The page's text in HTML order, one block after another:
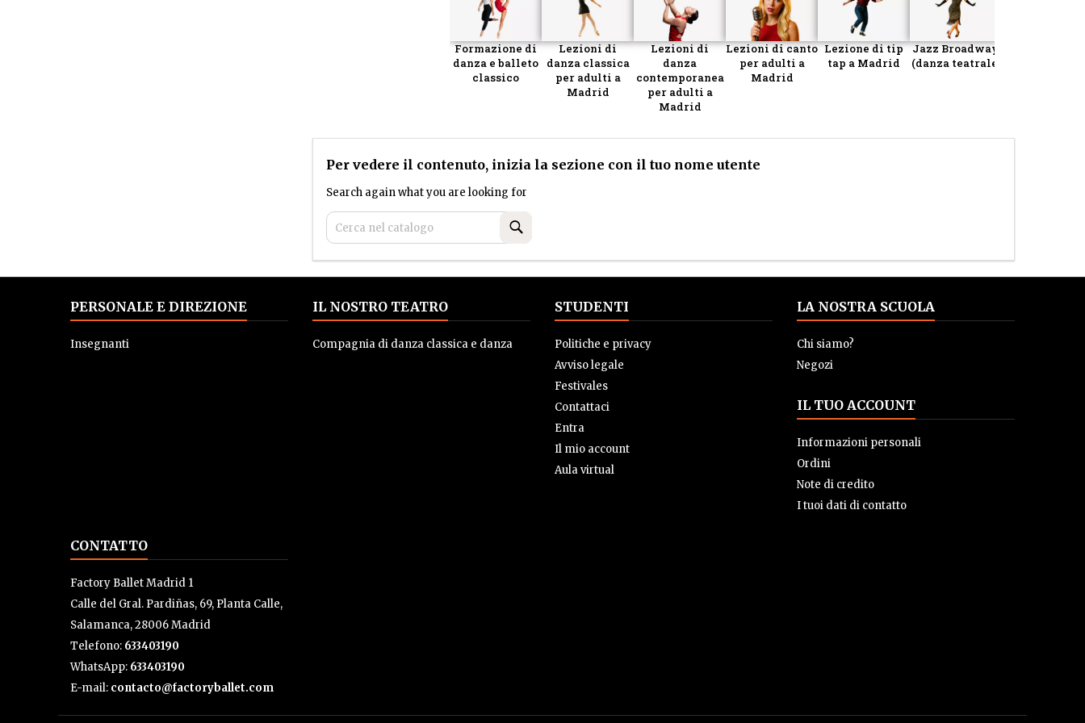
Formazione di
danza e balleto
classico
Lezioni di
danza classica
per adulti a
Madrid
Lezioni di
danza
contemporanea
per adulti a
Madrid
Lezioni di canto
per adulti a
Madrid
Lezione di tip
tap a Madrid
Jazz Broadway
(danza teatrale)
Per vedere il contenuto, inizia la sezione con il tuo nome utente
Search again what you are looking for
PERSONALE E DIREZIONE
Insegnanti
IL NOSTRO TEATRO
Compagnia di danza classica e danza
STUDENTI
Politiche e privacy
Avviso legale
Festivales
Contattaci
Entra
Il mio account
Aula virtual
LA NOSTRA SCUOLA
Chi siamo?
Negozi
IL TUO ACCOUNT
Informazioni personali
Ordini
Note di credito
I tuoi dati di contatto
CONTATTO
Factory Ballet Madrid 1
Calle del Gral. Pardiñas, 69, Planta Calle,
Salamanca, 28006 Madrid
Telefono: 633403190
WhatsApp: 633403190
E-mail: contacto@factoryballet.com